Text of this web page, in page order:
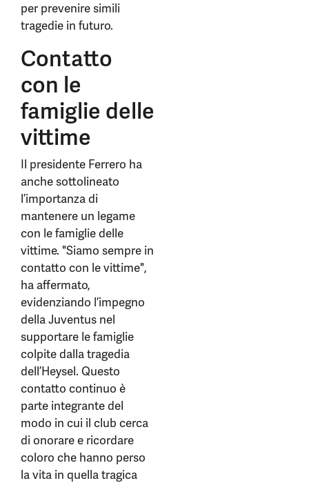
per prevenire simili
tragedie in futuro.
Contatto
con le
famiglie delle
vittime
Il presidente Ferrero ha
anche sottolineato
l’importanza di
mantenere un legame
con le famiglie delle
vittime. "Siamo sempre in
contatto con le vittime",
ha affermato,
evidenziando l’impegno
della Juventus nel
supportare le famiglie
colpite dalla tragedia
dell’Heysel. Questo
contatto continuo è
parte integrante del
modo in cui il club cerca
di onorare e ricordare
coloro che hanno perso
la vita in quella tragica